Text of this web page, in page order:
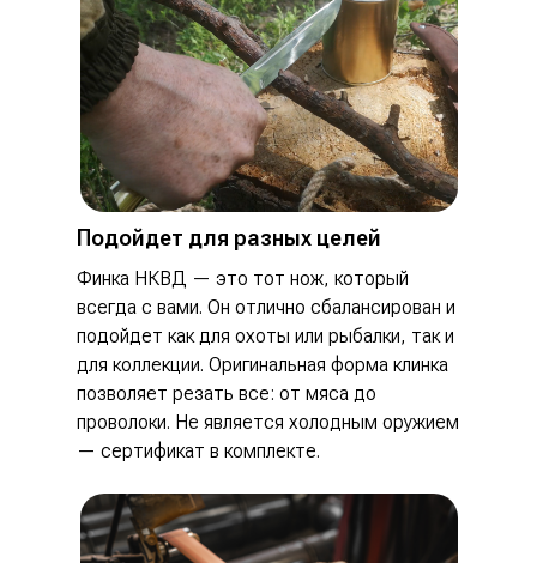
Финка НКВД — это тот нож, который
всегда с вами. Он отлично сбалансирован и
подойдет как для охоты или рыбалки, так и
для коллекции. Оригинальная форма клинка
позволяет резать все: от мяса до
проволоки. Не является холодным оружием
— сертификат в комплекте.
Подойдет для разных целей